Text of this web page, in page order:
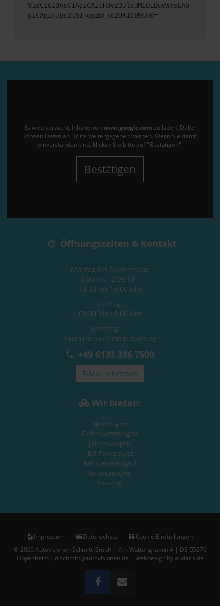
91dCI6IDAsCiAgICAicHJvZ3Jlc3MiOiBudWxsLAo
gICAgInJpc2t5IjogZmFsc2UKICB9Cn0=
Es wird versucht, Inhalte von www.google.com zu laden. Dabei
können Daten an Dritte weitergegeben werden. Wenn Sie damit
einverstanden sind, klicken Sie bitte auf "Bestätigen".
Bestätigen
Öffnungszeiten & Kontakt
Montag bis Donnerstag:
8:00 bis 12:30 Uhr
13:30 bis 17:00 Uhr
Freitag:
08:00 bis 15:00 Uhr
Samstag:
Termine nach Vereinbarung
+49 6133 386 7500
E-Mail schreiben
Wir bieten:
Neuwagen
Gebrauchtwagen
Jahreswagen
EU-Fahrzeuge
Fahrzeugankauf
Finanzierung
Leasing
Impressum Datenschutz
Cookie Einstellungen
© 2026 Autovisionen Schmitt GmbH | Am Wattengraben 4 | DE-55276
Oppenheim | d.schmitt@autovisionen.de | Webdesign by audaris.de